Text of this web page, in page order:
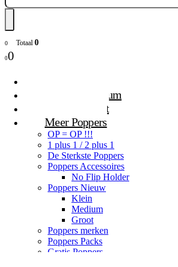
0 Totaal 0
00
Poppers Medium
Poppers Groot
Meer Poppers
OP = OP !!!
1 plus 1 / 2 plus 1
De Sterkste Poppers
Poppers Accessoires
No Flip Holder
Poppers Nieuw
Klein
Medium
Groot
Poppers merken
Poppers Packs
Gratis Poppers